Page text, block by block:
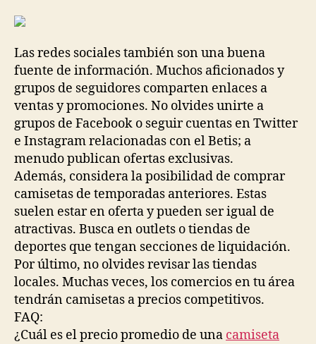
Las redes sociales también son una buena
fuente de información. Muchos aficionados y
grupos de seguidores comparten enlaces a
ventas y promociones. No olvides unirte a
grupos de Facebook o seguir cuentas en Twitter
e Instagram relacionadas con el Betis; a
menudo publican ofertas exclusivas.
Además, considera la posibilidad de comprar
camisetas de temporadas anteriores. Estas
suelen estar en oferta y pueden ser igual de
atractivas. Busca en outlets o tiendas de
deportes que tengan secciones de liquidación.
Por último, no olvides revisar las tiendas
locales. Muchas veces, los comercios en tu área
tendrán camisetas a precios competitivos.
FAQ:
¿Cuál es el precio promedio de una camiseta